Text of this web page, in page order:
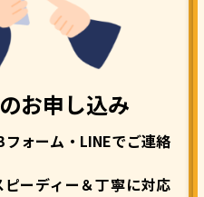
お申し込み
フォーム・LINEでご連絡
ーディー＆丁寧に対応